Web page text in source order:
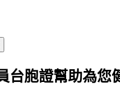
台胞證幫助為您